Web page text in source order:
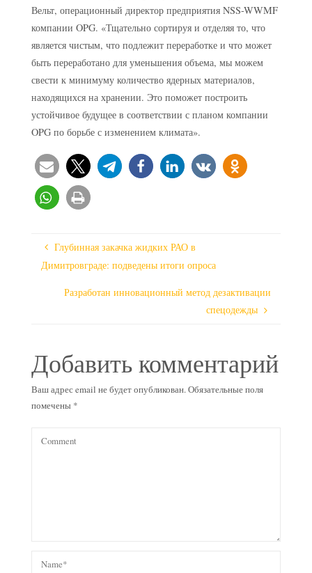
Вельт, операционный директор предприятия NSS-WWMF
компании OPG. «Тщательно сортируя и отделяя то, что
является чистым, что подлежит переработке и что может
быть переработано для уменьшения объема, мы можем
свести к минимуму количество ядерных материалов,
находящихся на хранении. Это поможет построить
устойчивое будущее в соответствии с планом компании
OPG по борьбе с изменением климата».
Глубинная закачка жидких РАО в
Димитровграде: подведены итоги опроса
Разработан инновационный метод дезактивации
спецодежды
Добавить комментарий
Ваш адрес email не будет опубликован.Обязательные поля
помечены *